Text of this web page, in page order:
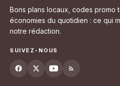
Bons plans locaux, codes promo
économies du quotidien : ce qui
notre rédaction.
SUIVEZ-NOUS